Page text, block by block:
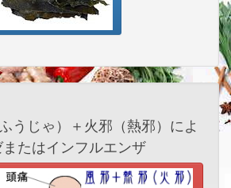
うじゃ）＋火邪（熱邪）によ
またはインフルエンザ